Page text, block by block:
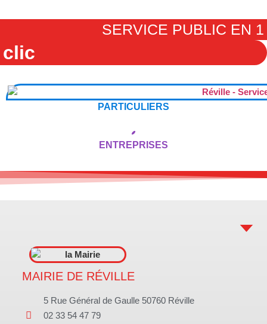
SERVICE PUBLIC EN 1
clic
PARTICULIERS
ENTREPRISES
MAIRIE DE RÉVILLE
5 Rue Général de Gaulle 50760 Réville
02 33 54 47 79